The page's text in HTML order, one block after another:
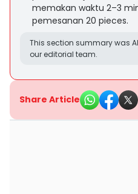
memakan waktu 2–3
pemesanan 20 pieces.
This section summary was
our editorial team.
Share Article